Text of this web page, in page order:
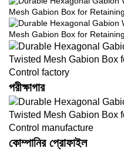
পরীক্ষাগার
কোম্পানির প্রোফাইল